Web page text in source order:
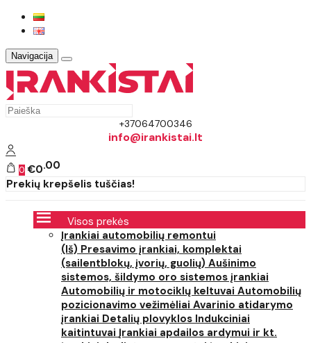
Navigacija
+37064700346
info@irankistai.lt
0 €0 00
Prekių krepšelis tuščias!
Visos prekės
Įrankiai automobilių remontui
(Iš) Presavimo įrankiai, komplektai
(sailentblokų, įvorių, guolių) Aušinimo
sistemos, šildymo oro sistemos įrankiai
Automobilių ir motociklų keltuvai Automobilių
pozicionavimo vežimėliai Avarinio atidarymo
įrankiai Detalių plovyklos Indukciniai
kaitintuvai Įrankiai apdailos ardymui ir kt.